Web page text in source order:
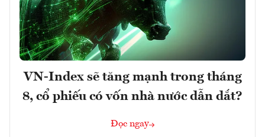
VN-Index sẽ tăng mạnh trong tháng
8, cổ phiếu có vốn nhà nước dẫn dắt?
Đọc ngay